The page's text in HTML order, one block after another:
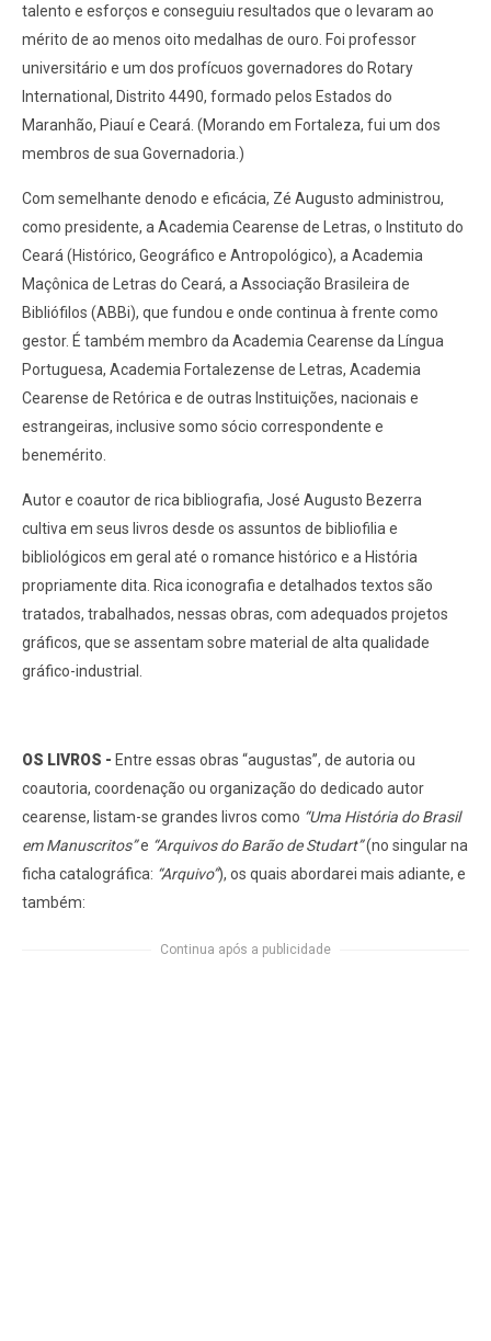
talento e esforços e conseguiu resultados que o levaram ao
mérito de ao menos oito medalhas de ouro. Foi professor
universitário e um dos profícuos governadores do Rotary
International, Distrito 4490, formado pelos Estados do
Maranhão, Piauí e Ceará. (Morando em Fortaleza, fui um dos
membros de sua Governadoria.)
Com semelhante denodo e eficácia, Zé Augusto administrou,
como presidente, a Academia Cearense de Letras, o Instituto do
Ceará (Histórico, Geográfico e Antropológico), a Academia
Maçônica de Letras do Ceará, a Associação Brasileira de
Bibliófilos (ABBi), que fundou e onde continua à frente como
gestor. É também membro da Academia Cearense da Língua
Portuguesa, Academia Fortalezense de Letras, Academia
Cearense de Retórica e de outras Instituições, nacionais e
estrangeiras, inclusive somo sócio correspondente e
benemérito.
Autor e coautor de rica bibliografia, José Augusto Bezerra
cultiva em seus livros desde os assuntos de bibliofilia e
bibliológicos em geral até o romance histórico e a História
propriamente dita. Rica iconografia e detalhados textos são
tratados, trabalhados, nessas obras, com adequados projetos
gráficos, que se assentam sobre material de alta qualidade
gráfico-industrial.
OS LIVROS - Entre essas obras “augustas”, de autoria ou
coautoria, coordenação ou organização do dedicado autor
cearense, listam-se grandes livros como “Uma História do Brasil
em Manuscritos”e “Arquivos do Barão de Studart”(no singular na
ficha catalográfica: “Arquivo”), os quais abordarei mais adiante, e
também:
Continua após a publicidade